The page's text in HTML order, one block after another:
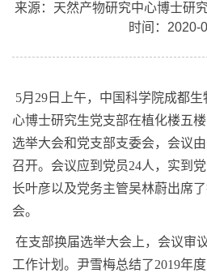
来源： 天然产物研究中心博士研
时间：2020-
5月 29 日上午， 中国科学院成都
心博士研究生党支部在植化楼五
选举大会和党支部支委会，会议
召开。会议应到党员24人，实到
长叶彦以及党务主管吴林蔚出席
会。
在支部换届选举大会上，会议审
工作计划。尹雪梅总结了2019年